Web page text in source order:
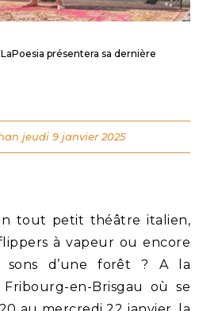
tout petit théâtre italien,
à vapeur ou encore
sons d’une forêt ? A la
Fribourg-en-Brisgau où se
présentera sa dernière
jeudi 9 janvier 2025